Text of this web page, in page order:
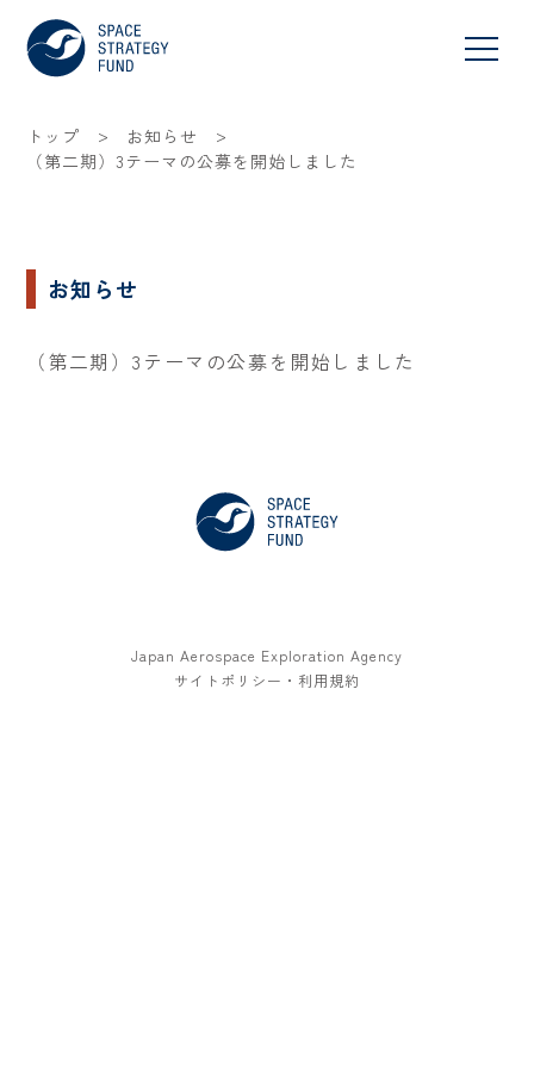
トップ > お知らせ
>
（第二期）3テーマの公募を開始しました
お知らせ
（第二期）3テーマの公募を開始しました
Japan Aerospace Exploration Agency
サイトポリシー・利用規約